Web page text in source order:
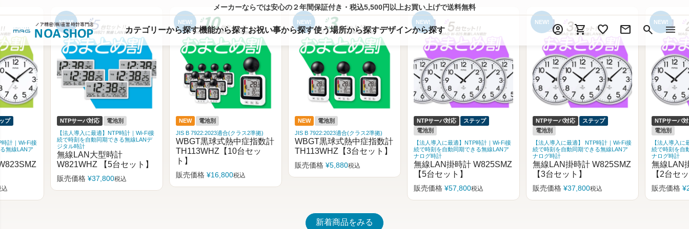
メーカーならでは安心の２年間保証付き・税込5,500円以上お買い上げで送料無料
カテゴリーから探す機能から探すお祝い事から探す使う場所から探すデザインから探す account_circle shopping_cart favorite mail search menu
無線LANデ
ット】
NEW
電池別
JIS B 7922:2023適合(クラス2準拠)
WBGT黒球式熱中症指数計
TH113WHZ【10台セッ
ト】
販売価格 ¥16,800税込
NEW
電池別
JIS B 7922:2023適合(クラス2準拠)
WBGT黒球式熱中症指数計
TH113WHZ【3台セット】
販売価格
NTPサーバ対応
電池別
【法人導入に最適】NTP時計｜Wi-Fi接
続で時刻を自動同期できる無線LANア
ナログ時計
無線LAN掛時計 W825SMZ
NTPサーバ対応
ステップ
電池別
【法人導入に最適】 NTP時計｜Wi-Fi接
続で時刻を自動同期できる無線LANア
ナログ時計
無線LAN掛時計 W825SMZ
【3台セット】
販売価格 ¥37,800税込
NTPサーバ対応
ステップ
電池別
【法人導入に最適】 NTP時計｜Wi-Fi接
続で時刻を自動同期できる無線LANア
ナログ時計
無線LAN掛時計 W825SMZ
【2台セット】
販売価格 ¥25,800税込
NTPサーバ
電池別
【法人導入に
続で時刻を自
ナログ時計
無線LAN
【5台セ
販売価格 ¥
新着商品をみる